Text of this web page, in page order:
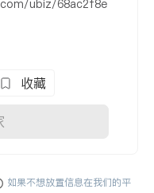
ubiz/68ac2f8e
收藏
如果不想放置信息在我们的平